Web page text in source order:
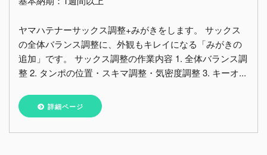
ヤマハテナーサックス調整+みがきをします。 サックス
の全体バランス調整に、外観もキレイになる「みがきの
追加」です。 サックス調整の作業内容 1. 全体バランス調
整 2. タンポの位置・スキマ調整・気密度調整 3. キーオ...
詳細ページ